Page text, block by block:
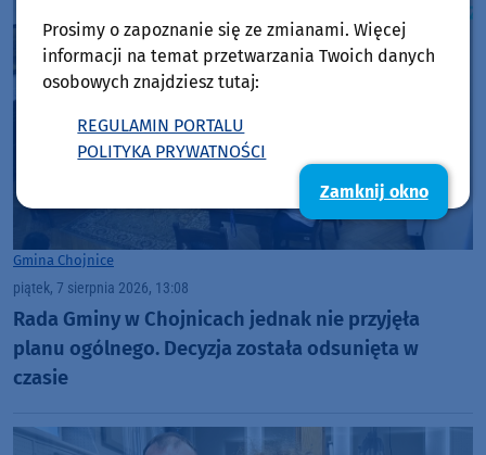
Gmina Chojnice
piątek, 7 sierpnia 2026, 13:08
Rada Gminy w Chojnicach jednak nie przyjęła
planu ogólnego. Decyzja została odsunięta w
czasie
Prosimy o zapoznanie się ze zmianami. Więcej
informacji na temat przetwarzania Twoich danych
osobowych znajdziesz tutaj:
REGULAMIN PORTALU
POLITYKA PRYWATNOŚCI
Zamknij okno